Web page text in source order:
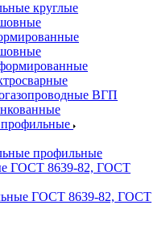
круглые
ВГП
профильные
ГОСТ 8639-82, ГОСТ
ГОСТ 8639-82, ГОСТ